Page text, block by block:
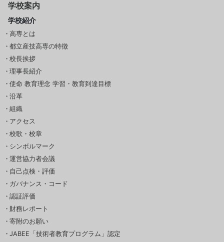
学校案内
学校紹介
高専とは
都立産技高専の特徴
校長挨拶
理事長紹介
使命 教育理念 学習・教育到達目標
沿革
組織
アクセス
校歌・校章
シンボルマーク
運営協力者会議
自己点検・評価
ガバナンス・コード
認証評価
財務レポート
寄附のお願い
JABEE「技術者教育プログラム」認定